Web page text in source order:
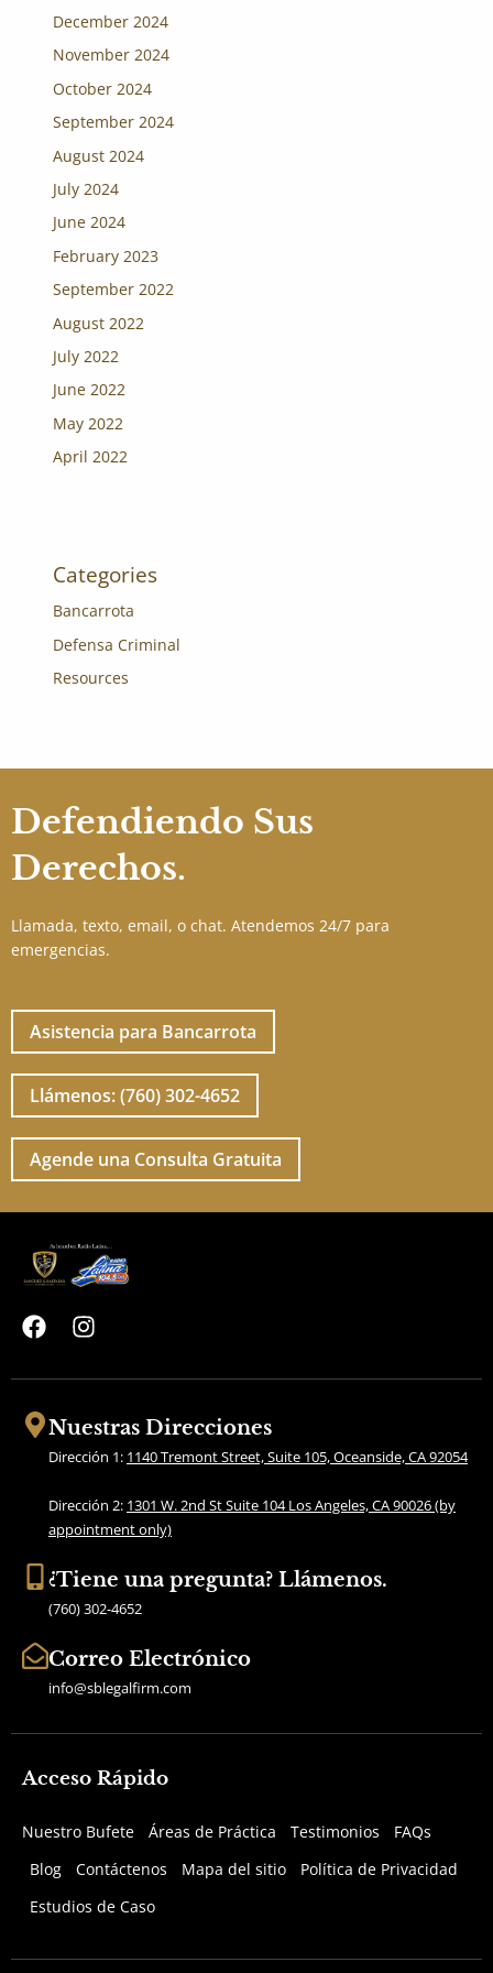
December 2024
November 2024
October 2024
September 2024
August 2024
July 2024
June 2024
February 2023
September 2022
August 2022
July 2022
June 2022
May 2022
April 2022
Categories
Bancarrota
Defensa Criminal
Resources
Defendiendo Sus
Derechos.
Llamada, texto, email, o chat. Atendemos 24/7 para
emergencias.
Asistencia para Bancarrota
Llámenos: (760) 302-4652
Agende una Consulta Gratuita
F
a
c
b
o
I
s
a
g
r
a
m
Nuestras Direcciones
Dirección 1: 1140 Tremont Street, Suite 105, Oceanside, CA 92054
Dirección 2: 1301 W. 2nd St Suite 104 Los Angeles, CA 90026 (by
appointment only)
¿Tiene una pregunta? Llámenos.
(760) 302-4652
Correo Electrónico
info@sblegalfirm.com
Acceso Rápido
Nuestro Bufete Áreas de Práctica Testimonios
FAQs
Blog
Contáctenos Mapa del sitio
Política de Privacidad
Estudios de Caso